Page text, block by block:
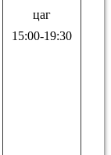
цаг
15:00-19:30